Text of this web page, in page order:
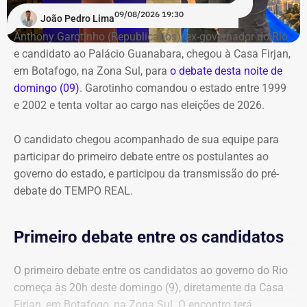
João Pedro Lima09/08/2026 19:30
Anthony Garotinho (Republicanos), ex-governador do Rio
e candidato ao Palácio Guanabara, chegou à Casa Firjan,
em Botafogo, na Zona Sul, para o debate desta noite de
domingo (09). Garotinho comandou o estado entre 1999
e 2002 e tenta voltar ao cargo nas eleições de 2026.
O candidato chegou acompanhado de sua equipe para
participar do primeiro debate entre os postulantes ao
governo do estado, e participou da transmissão do pré-
debate do TEMPO REAL.
Primeiro debate entre os candidatos
O primeiro debate entre os candidatos ao governo do Rio
começa às 20h deste domingo (9), diretamente da Casa